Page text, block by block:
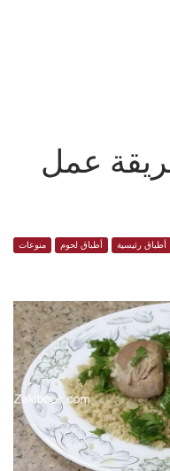
عمل
أطباق رئيسية أطباق لحوم منوعات